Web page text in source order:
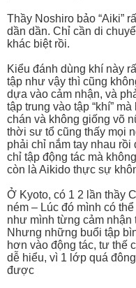
Thầy Noshiro bảo “Aiki”
dần dần. Chỉ cần di
khác biệt rồi.
Kiểu đánh dùng khí này
tập như vậy thì cũng
dựa vào cảm nhận, và
tập trung vào tập “khí”
chán và không giống võ
thời sư tổ cũng thấy mọi
phải chỉ nắm tay nhau
chỉ tập động tác mà
còn là Aikido thực sự
Ở Kyoto, có 1 2 lần thầy
ném – Lúc đó mình có
như mình từng cảm nhận
Nhưng những buổi tập
hơn vào động tác, tư thế
dễ hiểu, vì 1 lớp quá
được